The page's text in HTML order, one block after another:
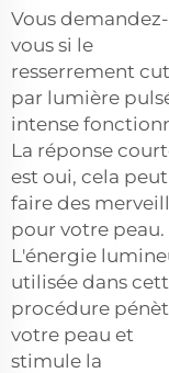
Vous demandez-
vous si le
resserrement
par lumière
intense
La réponse
est oui, cela peut
faire des
pour votre peau.
L'énergie
utilisée dans
procédure
votre peau et
stimule la